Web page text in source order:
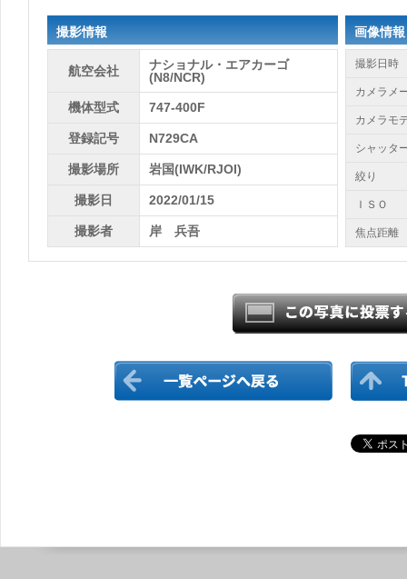
撮影情報
航空会社
ナショナル・エアカーゴ
(N8/NCR)
機体型式 747-400F
登録記号 N729CA
撮影場所 岩国(IWK/RJOI)
撮影日 2022/01/15
撮影者 岸 兵吾
画像情報
撮影日時
カメラメ
カメラモ
シャッタ
絞り
ＩＳＯ
焦点距離